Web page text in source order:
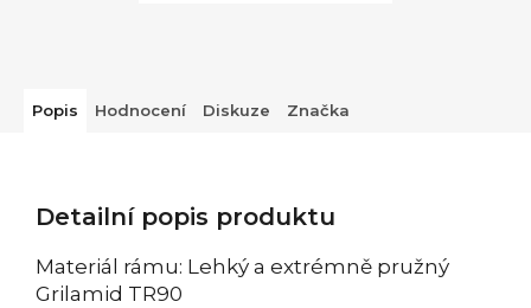
Popis Hodnocení Diskuze Značka
Detailní popis produktu
Materiál rámu: Lehký a extrémně pružný
Grilamid TR90